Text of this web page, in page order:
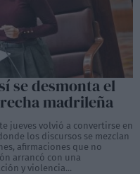
se desmonta el
madrileña
jueves volvió a convertirse en
los discursos se mezclan
afirmaciones que no
arrancó con una
y violencia...